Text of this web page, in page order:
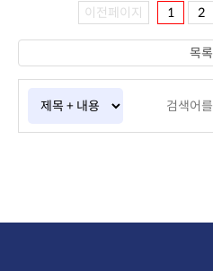
이전페이지 1 2
목록